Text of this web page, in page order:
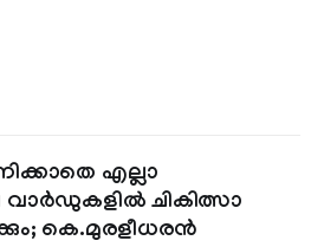
എല്ലാ
ചികിത്സാ
കെ.മുരളീധരൻ